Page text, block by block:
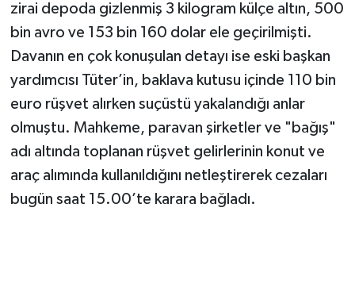
zirai depoda gizlenmiş 3 kilogram külçe altın, 500
bin avro ve 153 bin 160 dolar ele geçirilmişti.
Davanın en çok konuşulan detayı ise eski başkan
yardımcısı Tüter’in, baklava kutusu içinde 110 bin
euro rüşvet alırken suçüstü yakalandığı anlar
olmuştu. Mahkeme, paravan şirketler ve "bağış"
adı altında toplanan rüşvet gelirlerinin konut ve
araç alımında kullanıldığını netleştirerek cezaları
bugün saat 15.00’te karara bağladı.